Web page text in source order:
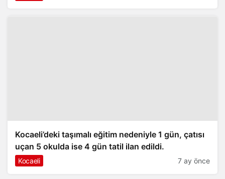
Kocaeli’deki taşımalı eğitim nedeniyle 1 gün, çatısı
uçan 5 okulda ise 4 gün tatil ilan edildi.
Kocaeli 7 ay önce